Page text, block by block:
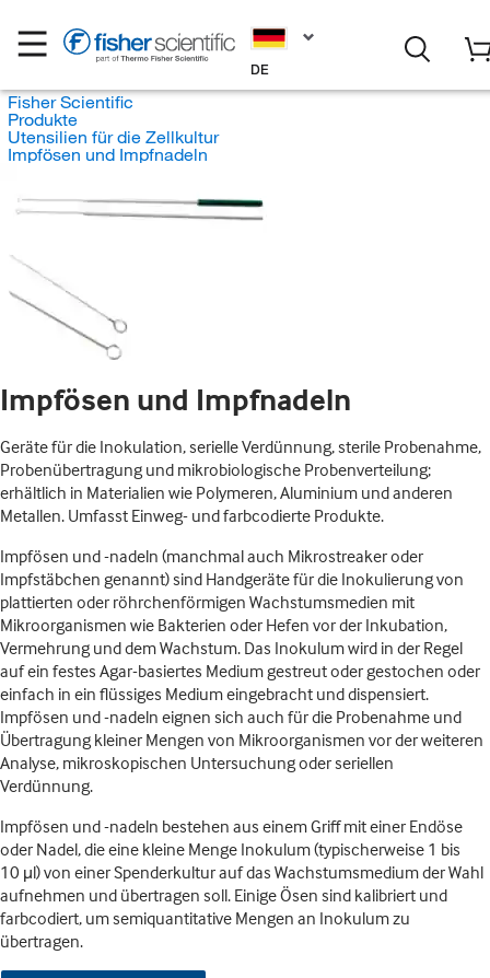
DE
Fisher Scientific
Produkte
Utensilien für die Zellkultur
Impfösen und Impfnadeln
Impfösen und Impfnadeln
Geräte für die Inokulation, serielle Verdünnung, sterile Probenahme,
Probenübertragung und mikrobiologische Probenverteilung;
erhältlich in Materialien wie Polymeren, Aluminium und anderen
Metallen. Umfasst Einweg- und farbcodierte Produkte.
Impfösen und -nadeln (manchmal auch Mikrostreaker oder
Impfstäbchen genannt) sind Handgeräte für die Inokulierung von
plattierten oder röhrchenförmigen Wachstumsmedien mit
Mikroorganismen wie Bakterien oder Hefen vor der Inkubation,
Vermehrung und dem Wachstum. Das Inokulum wird in der Regel
auf ein festes Agar-basiertes Medium gestreut oder gestochen oder
einfach in ein flüssiges Medium eingebracht und dispensiert.
Impfösen und -nadeln eignen sich auch für die Probenahme und
Übertragung kleiner Mengen von Mikroorganismen vor der weiteren
Analyse, mikroskopischen Untersuchung oder seriellen
Verdünnung.
Impfösen und -nadeln bestehen aus einem Griff mit einer Endöse
oder Nadel, die eine kleine Menge Inokulum (typischerweise 1 bis
10 μl) von einer Spenderkultur auf das Wachstumsmedium der Wahl
aufnehmen und übertragen soll. Einige Ösen sind kalibriert und
farbcodiert, um semiquantitative Mengen an Inokulum zu
übertragen.